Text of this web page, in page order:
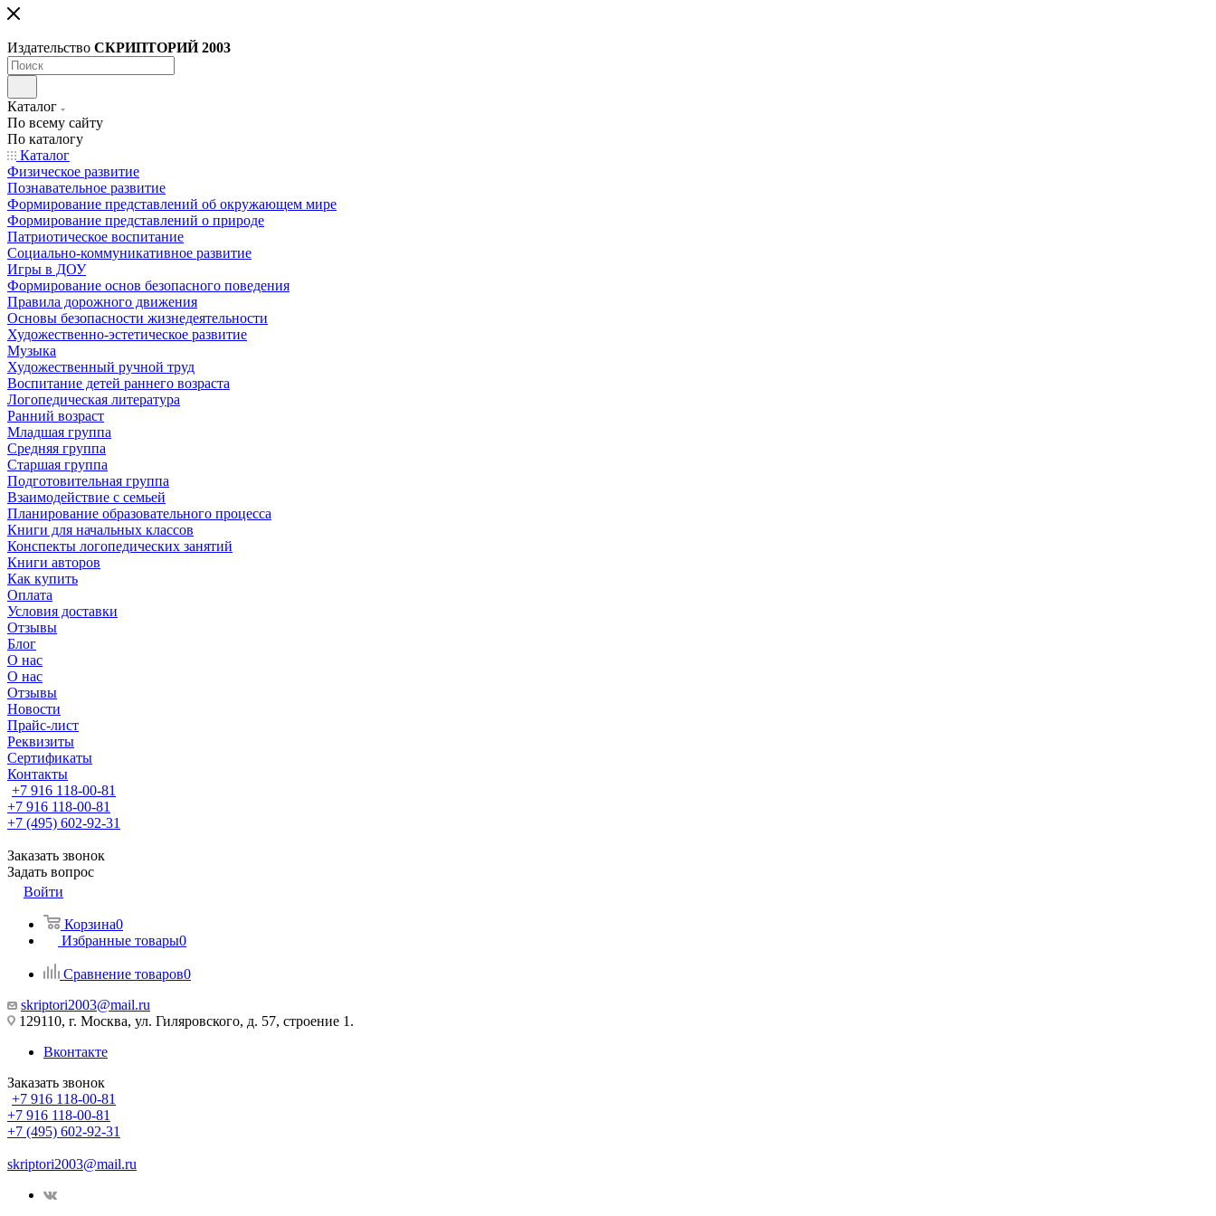
Издательство СКРИПТОРИЙ 2003
Каталог
По всему сайту
По каталогу
Каталог
Физическое развитие
Познавательное развитие
Формирование представлений об окружающем мире
Формирование представлений о природе
Патриотическое воспитание
Социально-коммуникативное развитие
Игры в ДОУ
Формирование основ безопасного поведения
Правила дорожного движения
Основы безопасности жизнедеятельности
Художественно-эстетическое развитие
Музыка
Художественный ручной труд
Воспитание детей раннего возраста
Логопедическая литература
Ранний возраст
Младшая группа
Средняя группа
Старшая группа
Подготовительная группа
Взаимодействие с семьей
Планирование образовательного процесса
Книги для начальных классов
Конспекты логопедических занятий
Книги авторов
Как купить
Оплата
Условия доставки
Отзывы
Блог
О нас
О нас
Отзывы
Новости
Прайс-лист
Реквизиты
Сертификаты
Контакты
+7 916 118-00-81
+7 916 118-00-81
+7 (495) 602-92-31
Заказать звонок
Задать вопрос
Войти
Корзина0
Избранные товары0
Сравнение товаров0
skriptori2003@mail.ru
129110, г. Москва, ул. Гиляровского, д. 57, строение 1.
Вконтакте
Заказать звонок
+7 916 118-00-81
+7 916 118-00-81
+7 (495) 602-92-31
skriptori2003@mail.ru